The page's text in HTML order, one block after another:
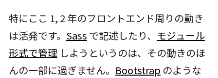
特にここ 1, 2 年のフロントエンド周りの動き
は活発です。 Sass で記述したり、 モジュール
形式で管理しようというのは、その動きのほ
んの一部に過ぎません。 Bootstrap のような